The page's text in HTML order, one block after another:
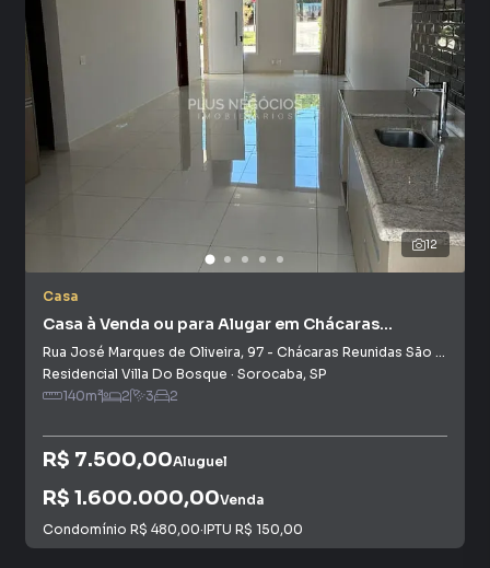
12
Casa
Casa à Venda ou para Alugar em Chácaras
Reunidas São Jorge
Rua José Marques de Oliveira, 97 - Chácaras Reunidas São Jorge
Residencial Villa Do Bosque · Sorocaba, SP
140m² 2 3 2
R$ 7.500,00Aluguel
R$ 1.600.000,00Venda
Condomínio R$ 480,00·IPTU R$ 150,00